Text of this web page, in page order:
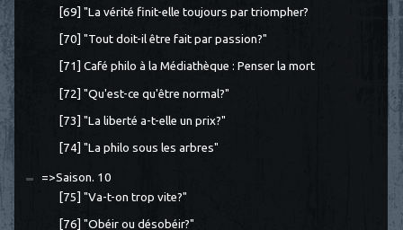
[69] "La vérité finit-elle toujours par triompher?
[70] "Tout doit-il être fait par passion?"
[71] Café philo à la Médiathèque : Penser la mort
[72] "Qu'est-ce qu'être normal?"
[73] "La liberté a-t-elle un prix?"
[74] "La philo sous les arbres"
=>Saison. 10
[75] "Va-t-on trop vite?"
[76] "Obéir ou désobéir?"